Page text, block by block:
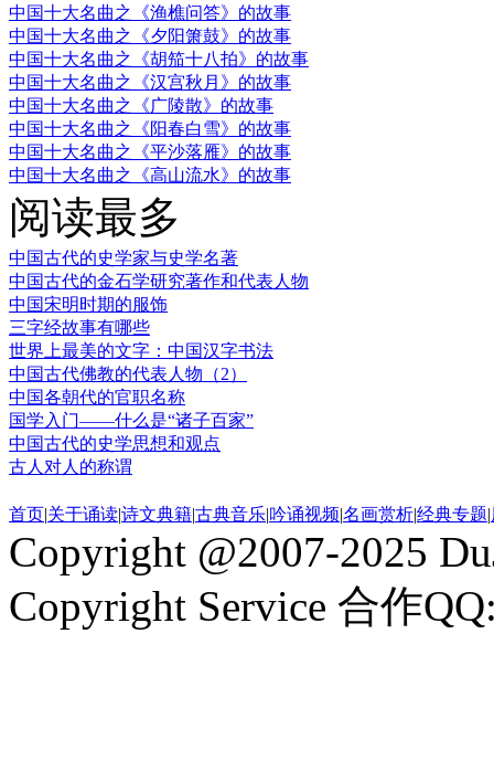
中国十大名曲之《渔樵问答》的故事
中国十大名曲之《夕阳箫鼓》的故事
中国十大名曲之《胡笳十八拍》的故事
中国十大名曲之《汉宫秋月》的故事
中国十大名曲之《广陵散》的故事
中国十大名曲之《阳春白雪》的故事
中国十大名曲之《平沙落雁》的故事
中国十大名曲之《高山流水》的故事
阅读最多
中国古代的史学家与史学名著
中国古代的金石学研究著作和代表人物
中国宋明时期的服饰
三字经故事有哪些
世界上最美的文字：中国汉字书法
中国古代佛教的代表人物（2）
中国各朝代的官职名称
国学入门——什么是“诸子百家”
中国古代的史学思想和观点
古人对人的称谓
首页|关于诵读|诗文典籍|古典音乐|吟诵视频|名画赏析|经典专题|
Copyright @2007-2025
Copyright Service 合作